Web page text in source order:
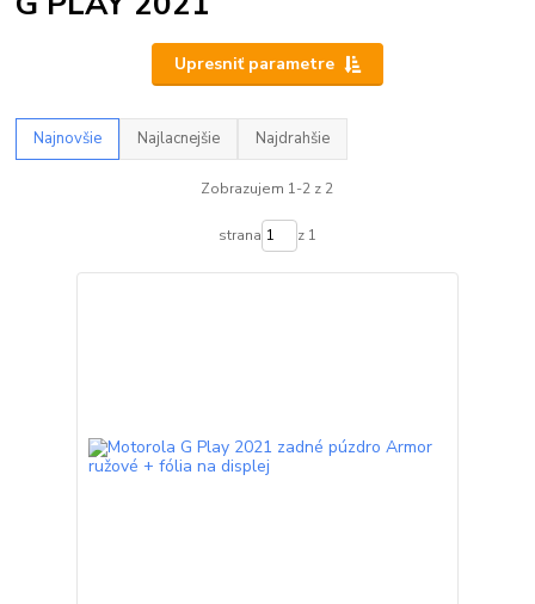
Upresniť parametre
Najnovšie Najlacnejšie Najdrahšie
Zobrazujem 1-2 z 2
strana z 1